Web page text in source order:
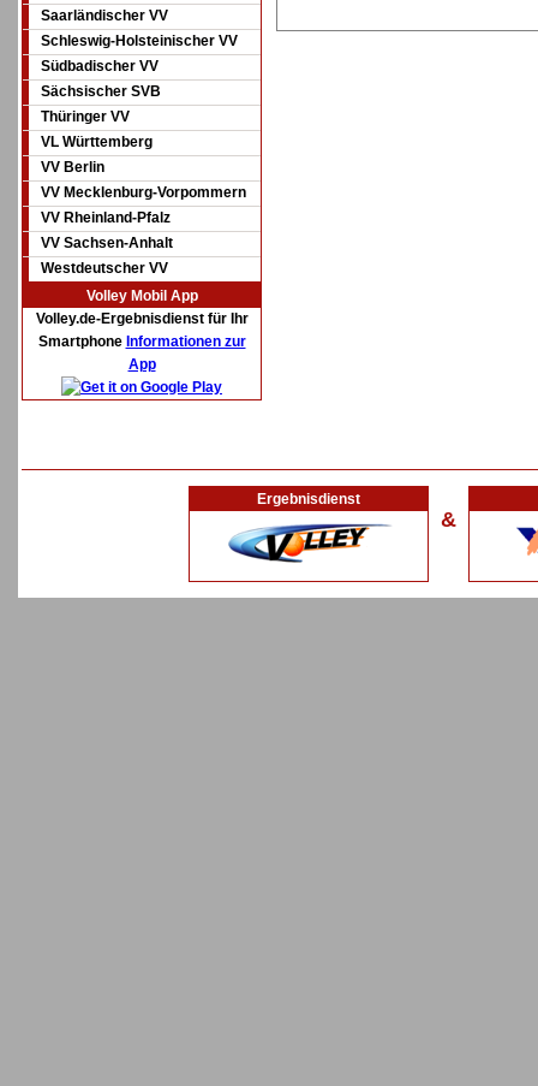
Saarländischer VV
Schleswig-Holsteinischer VV
Südbadischer VV
Sächsischer SVB
Thüringer VV
VL Württemberg
VV Berlin
VV Mecklenburg-Vorpommern
VV Rheinland-Pfalz
VV Sachsen-Anhalt
Westdeutscher VV
Volley Mobil App
Volley.de-Ergebnisdienst für Ihr
Smartphone Informationen zur
App
Ergebnisdienst
&